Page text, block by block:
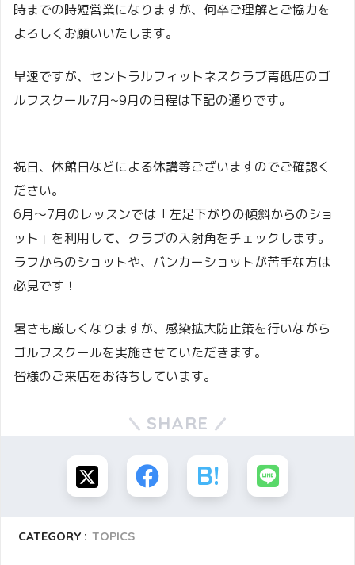
時までの時短営業になりますが、何卒ご理解とご協力を
よろしくお願いいたします。
早速ですが、セントラルフィットネスクラブ青砥店のゴ
ルフスクール7月~9月の日程は下記の通りです。
祝日、休館日などによる休講等ございますのでご確認く
ださい。
6月～7月のレッスンでは「左足下がりの傾斜からのショ
ット」を利用して、クラブの入射角をチェックします。
ラフからのショットや、バンカーショットが苦手な方は
必見です！
暑さも厳しくなりますが、感染拡大防止策を行いながら
ゴルフスクールを実施させていただきます。
皆様のご来店をお待ちしています。
SHARE
CATEGORY : TOPICS